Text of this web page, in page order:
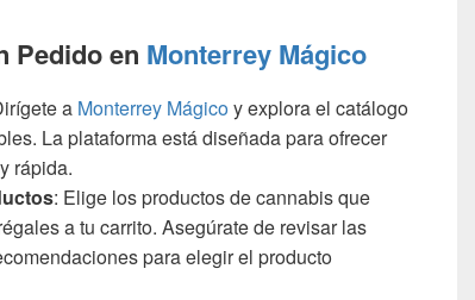
Pedido en Monterrey Mágico
a Monterrey Mágicoy explora el catálogo
La plataforma está diseñada para ofrecer
rápida.
: Elige los productos de cannabis que
a tu carrito. Asegúrate de revisar las
para elegir el producto